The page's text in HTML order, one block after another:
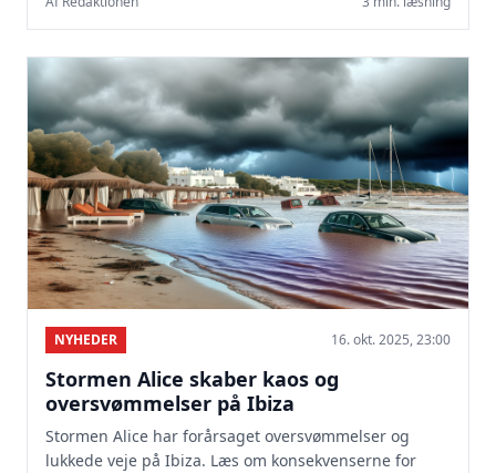
NYHEDER 16. okt. 2025, 23:00
Stormen Alice skaber kaos og
oversvømmelser på Ibiza
Stormen Alice har forårsaget oversvømmelser og
lukkede veje på Ibiza. Læs om konsekvenserne for